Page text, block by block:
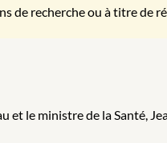
de recherche ou à titre de
et le ministre de la Santé,